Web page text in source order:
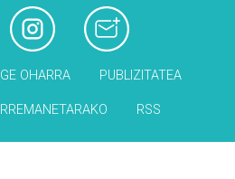
OHARRA PUBLIZITATEA
RSS